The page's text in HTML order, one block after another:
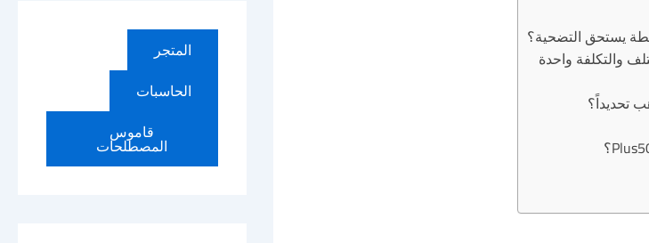
المتجر
الحاسبات
قاموس
المصطلحات